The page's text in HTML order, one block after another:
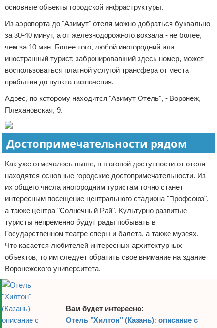
основные объекты городской инфраструктуры.
Из аэропорта до "Азимут" отеля можно добраться буквально
за 30-40 минут, а от железнодорожного вокзала - не более,
чем за 10 мин. Более того, любой иногородний или
иностранный турист, забронировавший здесь номер, может
воспользоваться платной услугой трансфера от места
прибытия до пункта назначения.
Адрес, по которому находится "Азимут Отель", - Воронеж,
Плехановская, 9.
Достопримечательности рядом
Как уже отмечалось выше, в шаговой доступности от отеля
находятся основные городские достопримечательности. Из
их общего числа иногородним туристам точно станет
интересным посещение центрального стадиона "Профсоюз",
а также центра "Солнечный Рай". Культурно развитые
туристы непременно будут рады побывать в
Государственном театре оперы и балета, а также музеях.
Что касается любителей интересных архитектурных
объектов, то им следует обратить свое внимание на здание
Воронежского университета.
Вам будет интересно:
Отель "Хилтон" (Казань): описание с